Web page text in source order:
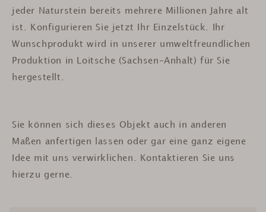
jeder Naturstein bereits mehrere Millionen Jahre alt
ist.
Konfigurieren Sie jetzt Ihr Einzelstück. Ihr
Wunschprodukt wird in unserer umweltfreundlichen
Produktion in Loitsche (Sachsen-Anhalt) für Sie
hergestellt.
Sie können sich dieses Objekt auch in anderen
Maßen anfertigen lassen oder gar eine ganz eigene
Idee mit uns verwirklichen. Kontaktieren Sie uns
hierzu gerne.